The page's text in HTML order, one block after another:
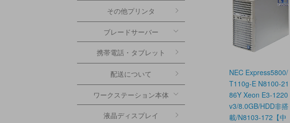
NEC Express5800/
T110g-E N8100-21
86Y Xeon E3-1220
v3/8.0GB/HDD非搭
載/N8103-172【中
その他プリンタ
ブレードサーバー
携帯電話・タブレット
配送について
ワークステーション本体
液晶ディスプレイ